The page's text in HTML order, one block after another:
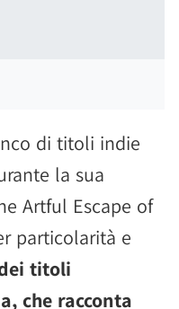
di titoli indie
la sua
Artful Escape of
particolarità e
titoli
che racconta